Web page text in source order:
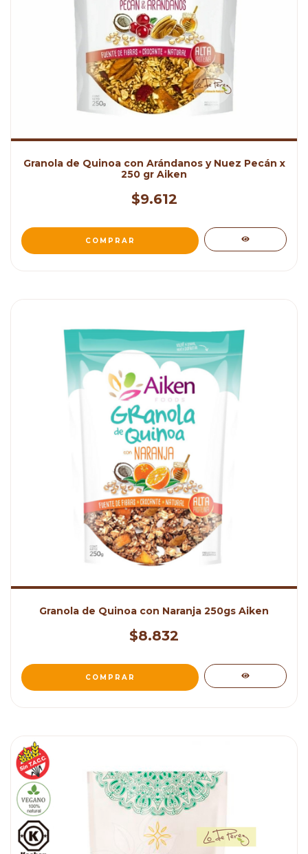
Granola de Quinoa con Arándanos y Nuez Pecán x
250 gr Aiken
$9.612
Granola de Quinoa con Naranja 250gs Aiken
$8.832